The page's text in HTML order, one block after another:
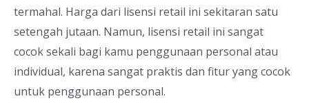
termahal. Harga dari lisensi retail ini sekitaran satu
setengah jutaan. Namun, lisensi retail ini sangat
cocok sekali bagi kamu penggunaan personal atau
individual, karena sangat praktis dan fitur yang cocok
untuk penggunaan personal.